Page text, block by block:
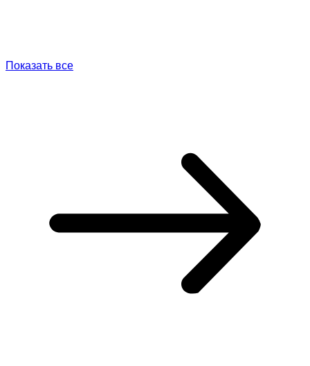
Показать все